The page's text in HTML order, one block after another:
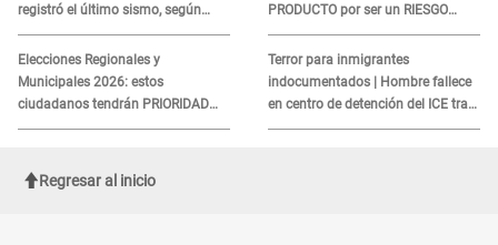
registró el último sismo, según
IGP?
Elecciones Regionales y
Municipales 2026: estos
ciudadanos tendrán PRIORIDAD
para votar el 4 de octubre
PRODUCTO por ser un RIESGO
MORTAL para consumidores: ¿Cuál
es?
Terror para inmigrantes
indocumentados | Hombre fallece
en centro de detención del ICE tras
sufrir una "emergencia médica"
Regresar al inicio